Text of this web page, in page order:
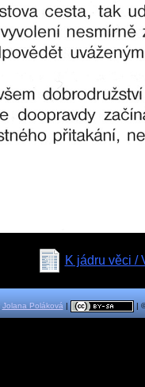
K jádru věci /
Jolana Poláková | |